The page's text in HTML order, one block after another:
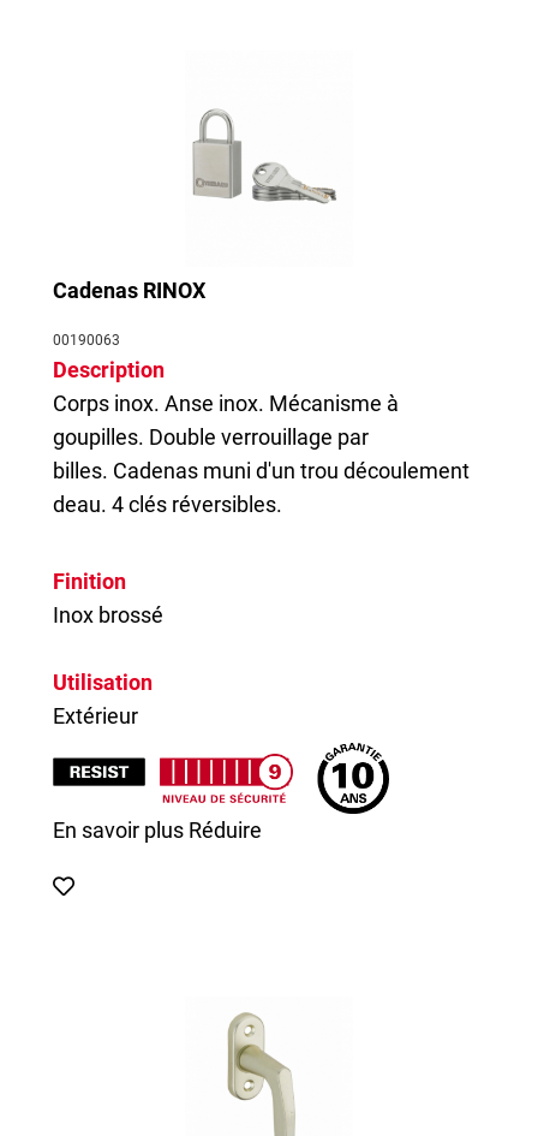
Cadenas RINOX
00190063
Description
Corps inox. Anse inox. Mécanisme à
goupilles. Double verrouillage par
billes. Cadenas muni d'un trou découlement
deau. 4 clés réversibles.
Finition
Inox brossé
Utilisation
Extérieur
En savoir plus Réduire